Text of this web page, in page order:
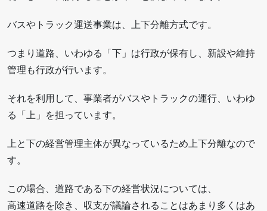
バスやトラック運送事業は、上下分離方式です。
つまり道路、いわゆる「下」は行政が保有し、新設や維持
管理も行政が行います。
それを利用して、事業者がバスやトラックの運行、いわゆ
る「上」を担っています。
上と下の経営管理主体が異なっているため上下分離なので
す。
この場合、道路である下の経営状況については、
高速道路を除き、収支が議論されることはあまり多くはあ